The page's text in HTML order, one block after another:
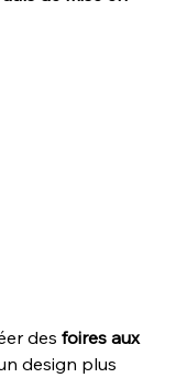
des foires aux
design plus